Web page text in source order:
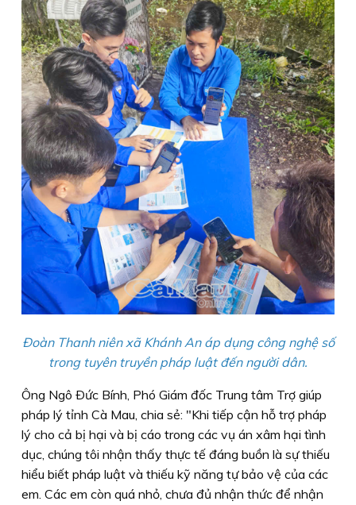
Ðoàn Thanh niên xã Khánh An áp dụng công nghệ số
trong tuyên truyền pháp luật đến người dân.
Ông Ngô Ðức Bính, Phó Giám đốc Trung tâm Trợ giúp
pháp lý tỉnh Cà Mau, chia sẻ: "Khi tiếp cận hỗ trợ pháp
lý cho cả bị hại và bị cáo trong các vụ án xâm hại tình
dục, chúng tôi nhận thấy thực tế đáng buồn là sự thiếu
hiểu biết pháp luật và thiếu kỹ năng tự bảo vệ của các
em. Các em còn quá nhỏ, chưa đủ nhận thức để nhận